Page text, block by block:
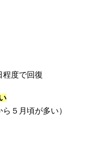
度で回復
５月頃が多い）